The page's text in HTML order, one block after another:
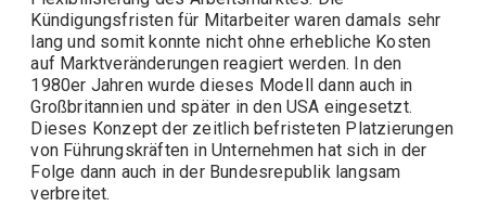
Kündigungsfristen für Mitarbeiter waren damals sehr
lang und somit konnte nicht ohne erhebliche Kosten
auf Marktveränderungen reagiert werden. In den
1980er Jahren wurde dieses Modell dann auch in
Großbritannien und später in den USA eingesetzt.
Dieses Konzept der zeitlich befristeten Platzierungen
von Führungskräften in Unternehmen hat sich in der
Folge dann auch in der Bundesrepublik langsam
verbreitet.